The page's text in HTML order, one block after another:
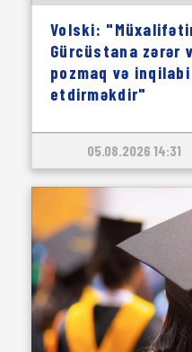
Volski:
Gürcüstana zərər
pozmaq və
etdirməkdir"
05.08.2026 14:31